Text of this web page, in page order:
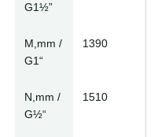
G1½”
M,mm /
G1“
1390
N,mm /
G½“
1510